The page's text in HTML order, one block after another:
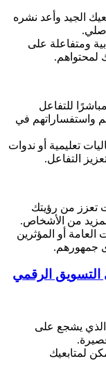
الجيد وأعد نشره
ومتفاعلة على
لمحتواهم.
للتفاعل
واستفساراتهم في
تعليمية أو ندوات
التفاعل.
تعزز من رؤيتك
من الأشخاص.
أو المؤثرين
جمهورهم.
التسويق الرقمي
يشجع على
لمتابعيك